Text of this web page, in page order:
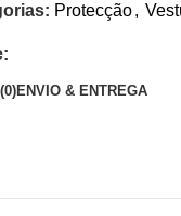
Protecção,
ENVIO & ENTREGA